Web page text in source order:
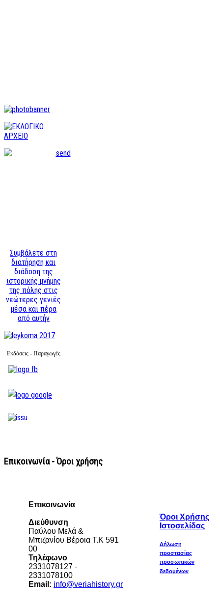
Συμβάλετε στη
διατήρηση και
διάδοση της
ιστορικής μνήμης
της πόλης στις
νεώτερες γενιές
μέσα και πέρα
από αυτήν
Εκδόσεις - Παραγωγές
Επικοινωνία - Όροι χρήσης
Επικοινωνία
Διεύθυνση
Παύλου Μελά &
Μπιζανίου Βέροια Τ.Κ 591
00
Τηλέφωνο
2331078127 -
2331078100
Email: info@veriahistory.gr
Όροι Χρήσης
Ιστοσελίδας
Δήλωση
προστασίας
προσωπικών
δεδομένων